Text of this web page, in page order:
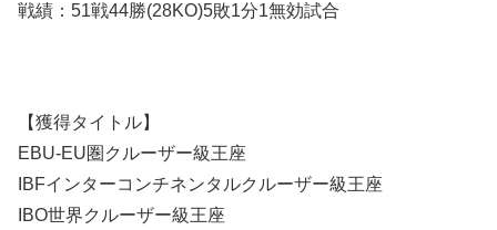
戦績：51戦44勝(28KO)5敗1分1無効試合
【獲得タイトル】
EBU-EU圏クルーザー級王座
IBFインターコンチネンタルクルーザー級王座
IBO世界クルーザー級王座